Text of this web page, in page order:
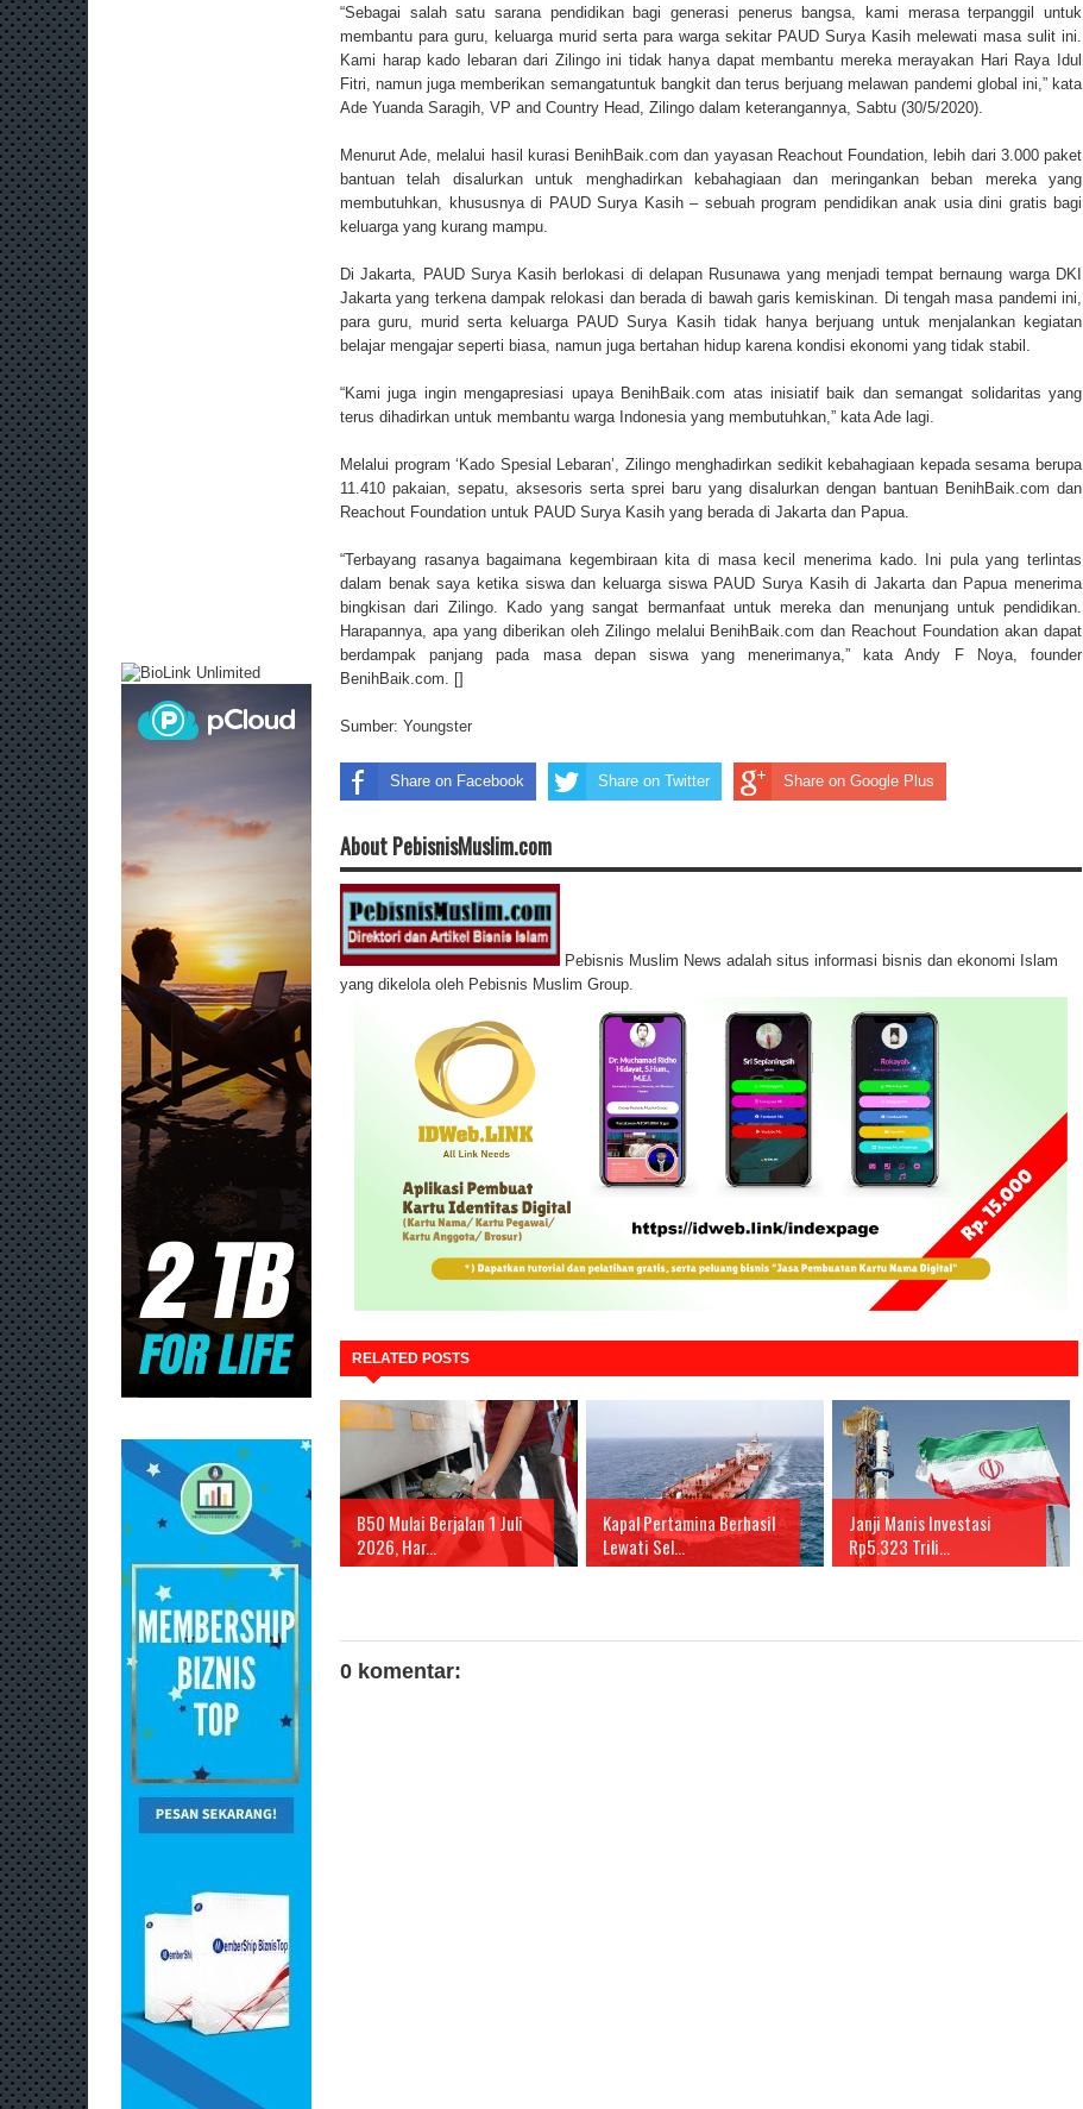
“Sebagai salah satu sarana pendidikan bagi generasi penerus bangsa, kami merasa terpanggil untuk
membantu para guru, keluarga murid serta para warga sekitar PAUD Surya Kasih melewati masa sulit ini.
Kami harap kado lebaran dari Zilingo ini tidak hanya dapat membantu mereka merayakan Hari Raya Idul
Fitri, namun juga memberikan semangatuntuk bangkit dan terus berjuang melawan pandemi global ini,” kata
Ade Yuanda Saragih, VP and Country Head, Zilingo dalam keterangannya, Sabtu (30/5/2020).
Menurut Ade, melalui hasil kurasi BenihBaik.com dan yayasan Reachout Foundation, lebih dari 3.000 paket
bantuan telah disalurkan untuk menghadirkan kebahagiaan dan meringankan beban mereka yang
membutuhkan, khususnya di PAUD Surya Kasih – sebuah program pendidikan anak usia dini gratis bagi
keluarga yang kurang mampu.
Di Jakarta, PAUD Surya Kasih berlokasi di delapan Rusunawa yang menjadi tempat bernaung warga DKI
Jakarta yang terkena dampak relokasi dan berada di bawah garis kemiskinan. Di tengah masa pandemi ini,
para guru, murid serta keluarga PAUD Surya Kasih tidak hanya berjuang untuk menjalankan kegiatan
belajar mengajar seperti biasa, namun juga bertahan hidup karena kondisi ekonomi yang tidak stabil.
“Kami juga ingin mengapresiasi upaya BenihBaik.com atas inisiatif baik dan semangat solidaritas yang
terus dihadirkan untuk membantu warga Indonesia yang membutuhkan,” kata Ade lagi.
Melalui program ‘Kado Spesial Lebaran’, Zilingo menghadirkan sedikit kebahagiaan kepada sesama berupa
11.410 pakaian, sepatu, aksesoris serta sprei baru yang disalurkan dengan bantuan BenihBaik.com dan
Reachout Foundation untuk PAUD Surya Kasih yang berada di Jakarta dan Papua.
“Terbayang rasanya bagaimana kegembiraan kita di masa kecil menerima kado. Ini pula yang terlintas
dalam benak saya ketika siswa dan keluarga siswa PAUD Surya Kasih di Jakarta dan Papua menerima
bingkisan dari Zilingo. Kado yang sangat bermanfaat untuk mereka dan menunjang untuk pendidikan.
Harapannya, apa yang diberikan oleh Zilingo melalui BenihBaik.com dan Reachout Foundation akan dapat
berdampak panjang pada masa depan siswa yang menerimanya,” kata Andy F Noya, founder
BenihBaik.com. []
Sumber: Youngster
Share on Facebook Share on Twitter Share on Google Plus
About PebisnisMuslim.com
Pebisnis Muslim News adalah situs informasi bisnis dan ekonomi Islam
yang dikelola oleh Pebisnis Muslim Group.
RELATED POSTS
B50 Mulai Berjalan 1 Juli
2026, Har...
Kapal Pertamina Berhasil
Lewati Sel...
Janji Manis Investasi
Rp5.323 Trili...
0 komentar: